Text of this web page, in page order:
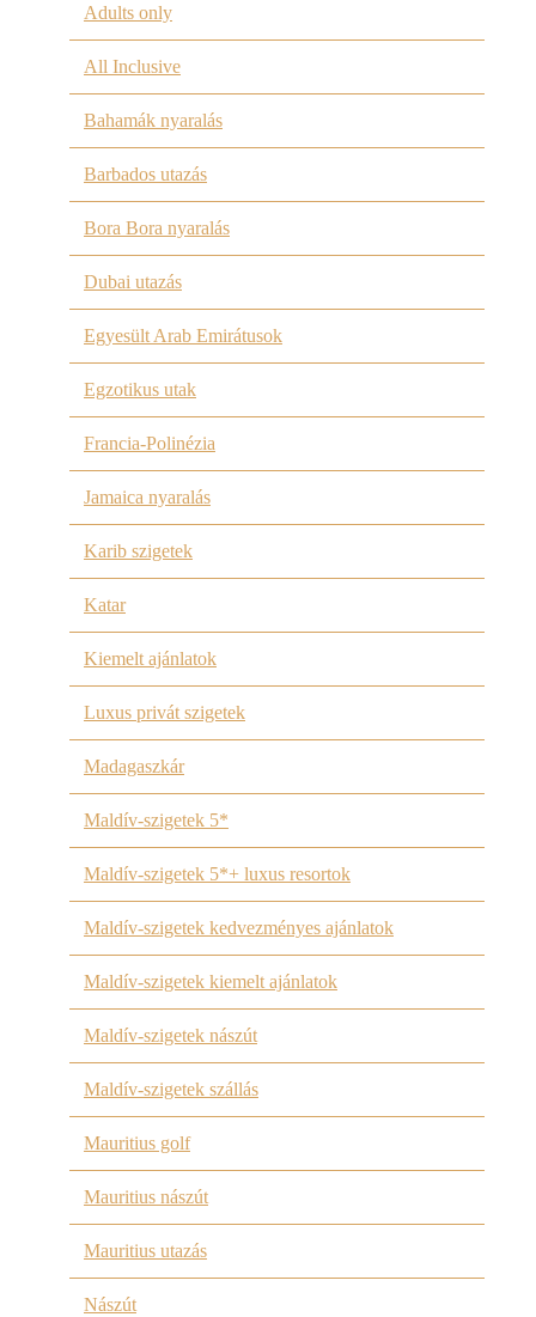
Adults only
All Inclusive
Bahamák nyaralás
Barbados utazás
Bora Bora nyaralás
Dubai utazás
Egyesült Arab Emirátusok
Egzotikus utak
Francia-Polinézia
Jamaica nyaralás
Karib szigetek
Katar
Kiemelt ajánlatok
Luxus privát szigetek
Madagaszkár
Maldív-szigetek 5*
Maldív-szigetek 5*+ luxus resortok
Maldív-szigetek kedvezményes ajánlatok
Maldív-szigetek kiemelt ajánlatok
Maldív-szigetek nászút
Maldív-szigetek szállás
Mauritius golf
Mauritius nászút
Mauritius utazás
Nászút